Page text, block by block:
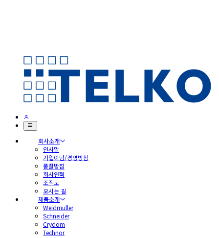
회사소개
인사말
기업이념/경영방침
품질방침
회사연혁
조직도
오시는 길
제품소개
Weidmuller
Schneider
Crydom
Technor